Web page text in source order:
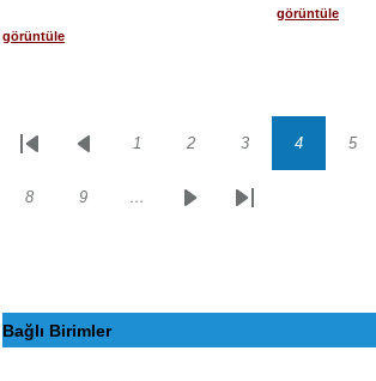
görüntüle
görüntüle
Sayfalama
İlk
Önceki
Sayfa
1 Sayfa
2 Sayfa
3 Sayfa
4 5
Sayfa
8 Sayfa
9 …
SonrakiSon
Bağlı Birimler